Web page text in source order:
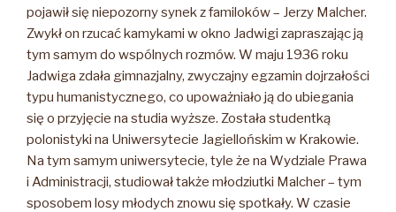
pojawił się niepozorny synek z familoków – Jerzy Malcher.
Zwykł on rzucać kamykami w okno Jadwigi zapraszając ją
tym samym do wspólnych rozmów. W maju 1936 roku
Jadwiga zdała gimnazjalny, zwyczajny egzamin dojrzałości
typu humanistycznego, co upoważniało ją do ubiegania
się o przyjęcie na studia wyższe. Została studentką
polonistyki na Uniwersytecie Jagiellońskim w Krakowie.
Na tym samym uniwersytecie, tyle że na Wydziale Prawa
i Administracji, studiował także młodziutki Malcher – tym
sposobem losy młodych znowu się spotkały. W czasie